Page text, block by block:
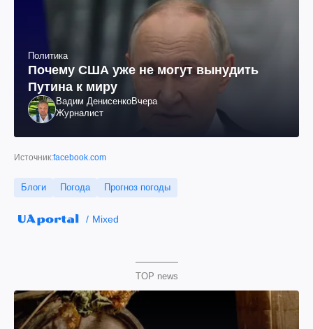
Политика
Почему США уже не могут вынудить
Путина к миру
Вадим ДенисенкоВчера
Журналист
Источник:facebook.com
Блоги Погода Прогноз погоды
Mixed
TOP news